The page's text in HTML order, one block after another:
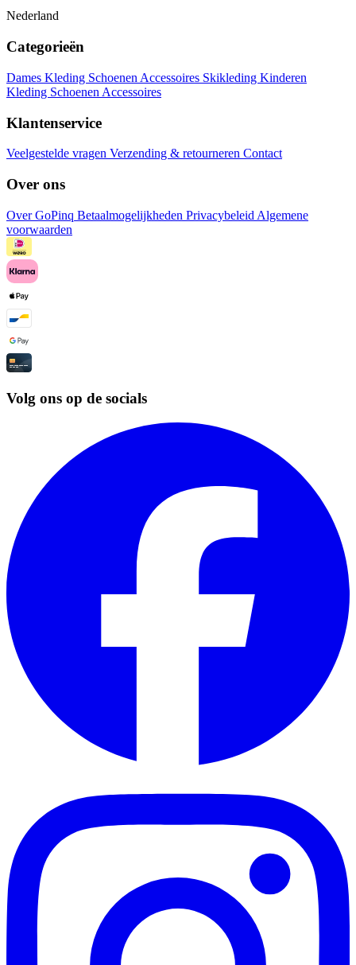
Nederland
Categorieën
Dames Kleding Schoenen Accessoires Skikleding Kinderen
Kleding Schoenen Accessoires
Klantenservice
Veelgestelde vragen Verzending & retourneren Contact
Over ons
Over GoPinq Betaalmogelijkheden Privacybeleid Algemene
voorwaarden
Volg ons op de socials